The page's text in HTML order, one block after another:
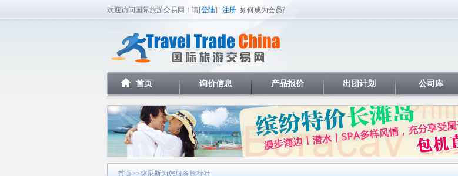
欢迎访问国际旅游交易网！请[登陆] | 注册 如何成为会员?
首页 询价信息 产品报价 出团计划 公司库
首页>>突尼斯为您服务旅行社